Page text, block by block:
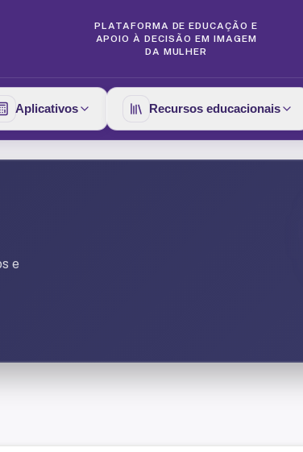
PLATAFORMA DE EDUCAÇÃO E
APOIO À DECISÃO EM IMAGEM
DA MULHER
Aplicativos Recursos educacionais
e